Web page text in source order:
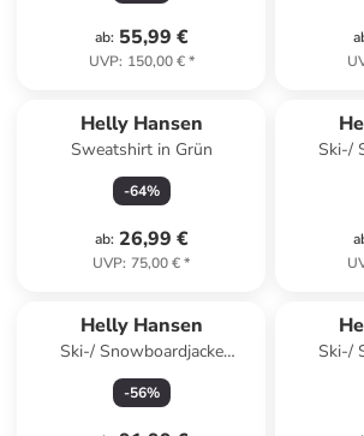
ab: 55,99 €
UVP: 150,00 €*
Helly Hansen
Sweatshirt in Grün
-64%
ab: 26,99 €
UVP: 75,00 €*
Ski-/
Helly Hansen
Ski-/ Snowboardjacke
"Cyclone" in Schwarz/ Braun/
Grau
-56%
Ski-/